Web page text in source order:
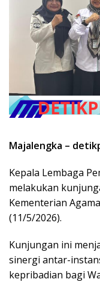
Majalengka –
Kepala Lembaga
melakukan
Kementerian
(11/5/2026).
Kunjungan ini
sinergi antar-
kepribadian bagi